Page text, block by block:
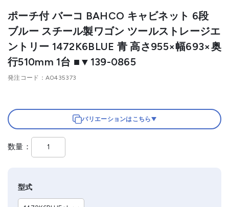
ポーチ付 バーコ BAHCO キャビネット 6段
ブルー スチール製ワゴン ツールストレージエ
ントリー 1472K6BLUE 青 高さ955×幅693×奥
行510mm 1台 ■▼139-0865
発注コード A0435373
バリエーションはこちら
数量
型式